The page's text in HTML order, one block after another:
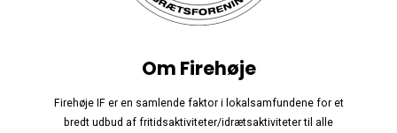
Om Firehøje
Firehøje IF er en samlende faktor i lokalsamfundene for et
bredt udbud af fritidsaktiviteter/idrætsaktiviteter til alle